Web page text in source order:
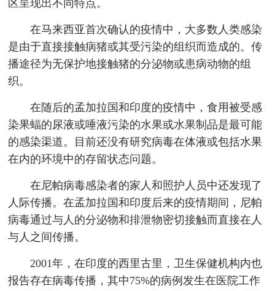
区呈现出不同特点。
在马来西亚首次确认的疫情中，大多数人类感染
是由于直接接触病猪或其受污染的组织而造成的。传
播途径为无保护地接触猪的分泌物或患病动物的组
织。
在随后的孟加拉国和印度的疫情中，食用被受感
染果蝠的尿液或唾液污染的水果或水果制品是最可能
的感染渠道。目前还没有研究病毒在体液或包括水果
在内的环境中的存留状态问题。
在尼帕病毒感染者的家人和照护人员中还发现了
人际传播。在孟加拉国和印度后来的疫情期间，尼帕
病毒通过与人的分泌物和排泄物密切接触而直接在人
与人之间传播。
2001年，在印度的西里古里，卫生保健机构内也
报告存在病毒传播，其中75%的病例发生在医院工作